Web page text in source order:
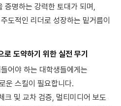
증명하는 강력한 토대가 되며,
도적인 리더로 성장하는 밑거름이
도약하기 위한 실전 무기
어야 하는 대학생들에게는
운 스킬이 필요합니다.
크 및 교차 검증, 멀티미디어 보도